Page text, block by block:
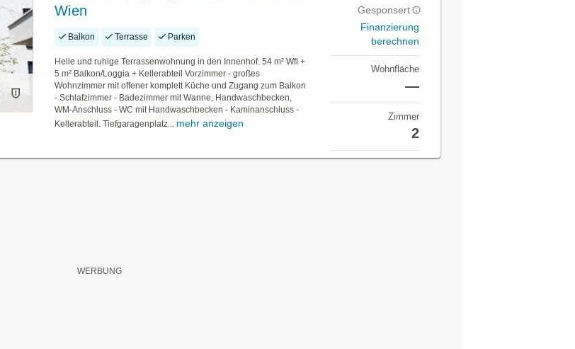
Wien
Balkon Terrasse Parken
Helle und ruhige Terrassenwohnung in den Innenhof. 54 m² Wfl +
5 m² Balkon/Loggia + Kellerabteil Vorzimmer - großes
Wohnzimmer mit offener komplett Küche und Zugang zum Balkon
- Schlafzimmer - Badezimmer mit Wanne, Handwaschbecken,
WM-Anschluss - WC mit Handwaschbecken - Kaminanschluss -
Kellerabteil. Tiefgaragenplatz... mehr anzeigen
Gesponsert
Finanzierung
berechnen
Wohnfläche
—
Zimmer
2